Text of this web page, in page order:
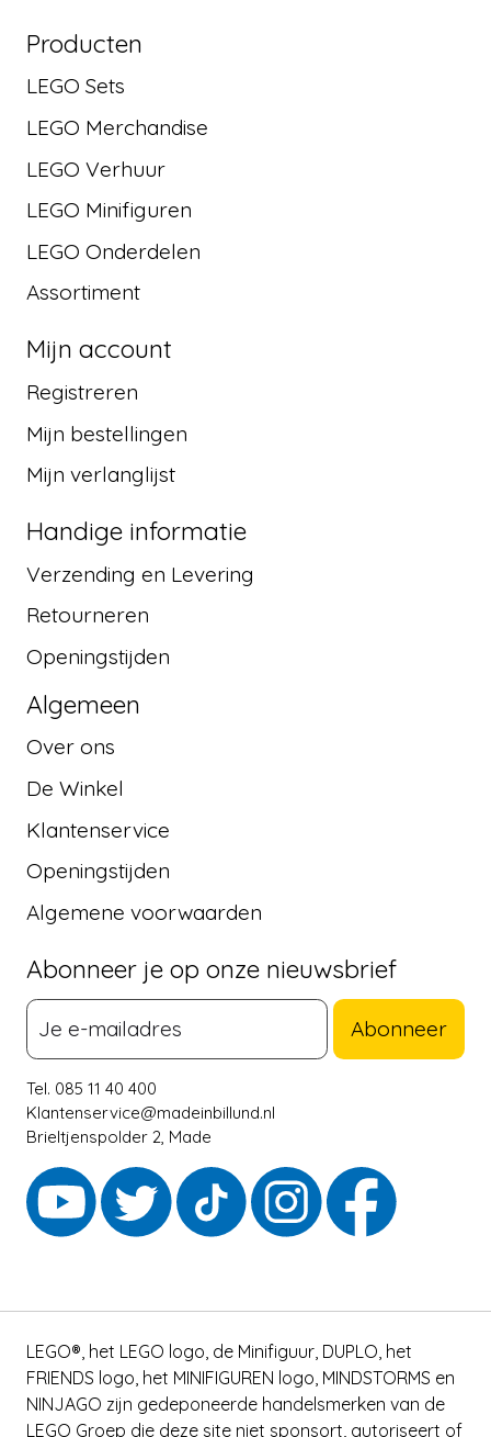
Producten
LEGO Sets
LEGO Merchandise
LEGO Verhuur
LEGO Minifiguren
LEGO Onderdelen
Assortiment
Mijn account
Registreren
Mijn bestellingen
Mijn verlanglijst
Handige informatie
Verzending en Levering
Retourneren
Openingstijden
Algemeen
Over ons
De Winkel
Klantenservice
Openingstijden
Algemene voorwaarden
Abonneer je op onze nieuwsbrief
Abonneer
Tel. 085 11 40 400
Klantenservice@madeinbillund.nl
Brieltjenspolder 2, Made
LEGO®, het LEGO logo, de Minifiguur, DUPLO, het
FRIENDS logo, het MINIFIGUREN logo, MINDSTORMS en
NINJAGO zijn gedeponeerde handelsmerken van de
LEGO Groep die deze site niet sponsort, autoriseert of